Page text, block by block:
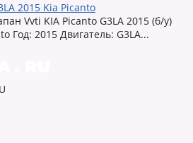
2015 Kia Picanto
Vvti KIA Picanto G3LA 2015 (б/у)
Год: 2015 Двигатель: G3LA...